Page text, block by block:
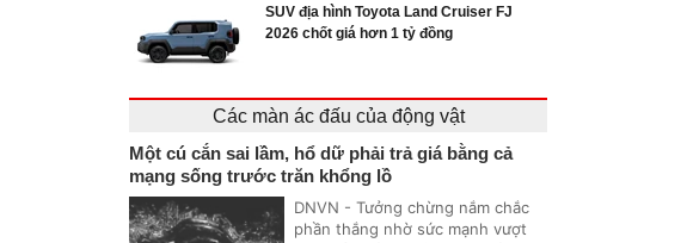
SUV địa hình Toyota Land Cruiser FJ
2026 chốt giá hơn 1 tỷ đồng
Các màn ác đấu của động vật
Một cú cắn sai lầm, hổ dữ phải trả giá bằng cả
mạng sống trước trăn khổng lồ
DNVN - Tưởng chừng nắm chắc
phần thắng nhờ sức mạnh vượt